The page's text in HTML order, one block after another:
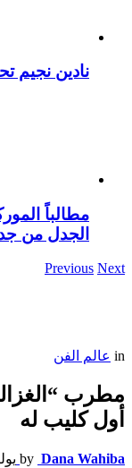
نادين نجيم
مطالباً
الجدل من
Previous Next
in عالم الفن
مطرب
أول كليب له
by Dana Wahiba يوليو 23,